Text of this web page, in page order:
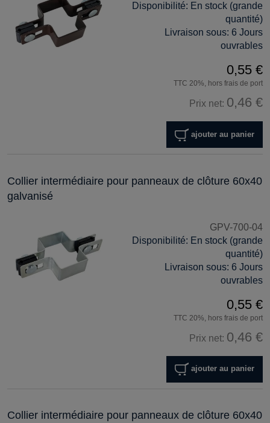
Disponibilité: En stock (grande
quantité)
Livraison sous: 6 Jours
ouvrables
0,55 €
TTC 20%, hors frais de port
Prix net: 0,46 €
ajouter au panier
Collier intermédiaire pour panneaux de clôture 60x40
galvanisé
GPV-700-04
Disponibilité: En stock (grande
quantité)
Livraison sous: 6 Jours
ouvrables
0,55 €
TTC 20%, hors frais de port
Prix net: 0,46 €
ajouter au panier
Collier intermédiaire pour panneaux de clôture 60x40